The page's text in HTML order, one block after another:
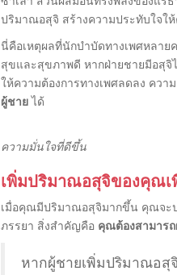
ปริมาณอสุจิ สร้างความประทับใจใ
นี่คือเหตุผลที่นักบำบัดทางเพศหลา
สุขและสุขภาพดี หากฝ่ายชายมีอสุจิ
ให้ความต้องการทางเพศลดลง ควา
ผู้ชายได้
ความมั่นใจที่ดีขึ้น
เพิ่มปริมาณอสุจิของคุณ
เมื่อคุณมีปริมาณอสุจิมากขึ้น คุณจะ
ภรรยา สิ่งสำคัญคือ คุณต้องสามาร
หากผู้ชายเพิ่มปริมาณอสุ